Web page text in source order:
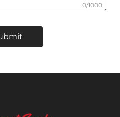
0/1000